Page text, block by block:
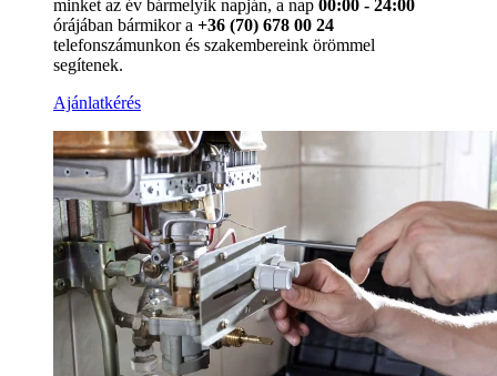
minket az év bármelyik napján, a nap 00:00 - 24:00
órájában bármikor a +36 (70) 678 00 24
telefonszámunkon és szakembereink örömmel
segítenek.
Ajánlatkérés